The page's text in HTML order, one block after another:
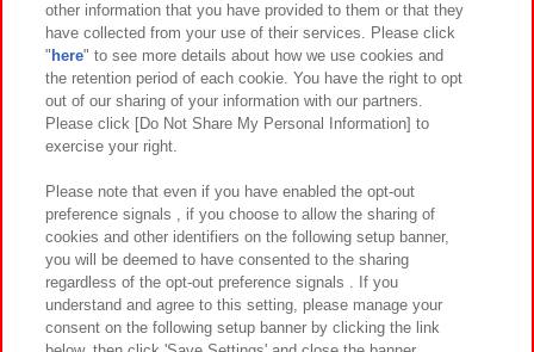
関連会社 サステナビリティ サイトポリシー
プライバシーポリシー ウェブアクセシビリティ方針と検証結果
お取引先さまとともに
カスタマーハラスメント対応方針 よくあるご質問・お問い合わせ
other information that you have provided to them or that they
have collected from your use of their services. Please click
" here" to see more details about how we use cookies and
the retention period of each cookie. You have the right to opt
out of our sharing of your information with our partners.
Please click [Do Not Share My Personal Information] to
exercise your right.
Please note that even if you have enabled the opt-out
preference signals , if you choose to allow the sharing of
cookies and other identifiers on the following setup banner,
you will be deemed to have consented to the sharing
regardless of the opt-out preference signals . If you
understand and agree to this setting, please manage your
consent on the following setup banner by clicking the link